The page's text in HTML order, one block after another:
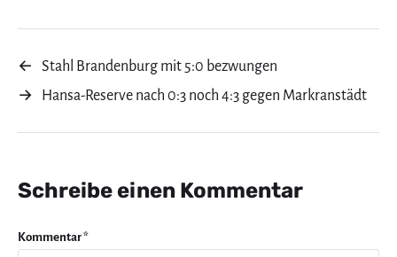
←
Stahl Brandenburg mit 5:0 bezwungen
→
Hansa-Reserve nach 0:3 noch 4:3 gegen Markranstädt
Schreibe einen Kommentar
Kommentar*